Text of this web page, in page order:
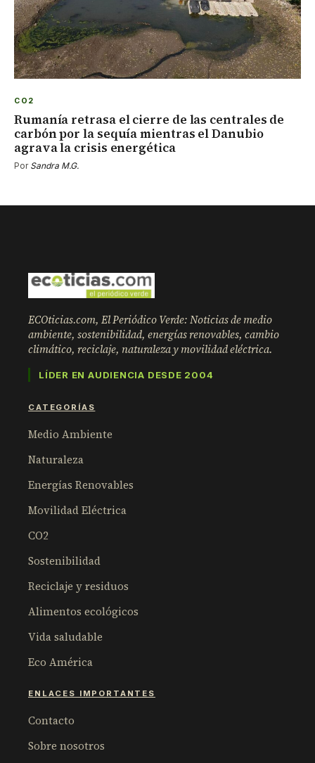
CO2
Rumanía retrasa el cierre de las centrales de
carbón por la sequía mientras el Danubio
agrava la crisis energética
Por Sandra M.G.
ECOticias.com, El Periódico Verde: Noticias de medio
ambiente, sostenibilidad, energías renovables, cambio
climático, reciclaje, naturaleza y movilidad eléctrica.
LÍDER EN AUDIENCIA DESDE 2004
CATEGORÍAS
Medio Ambiente
Naturaleza
Energías Renovables
Movilidad Eléctrica
CO2
Sostenibilidad
Reciclaje y residuos
Alimentos ecológicos
Vida saludable
Eco América
ENLACES IMPORTANTES
Contacto
Sobre nosotros